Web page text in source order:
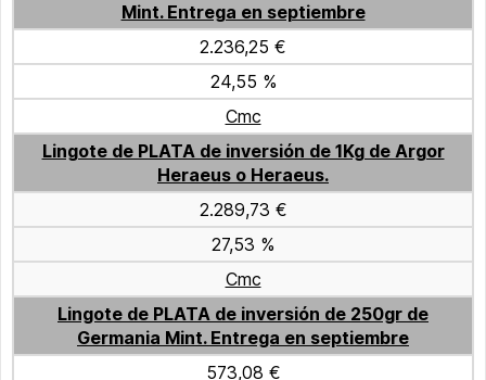
Mint. Entrega en septiembre
2.236,25 €
24,55 %
Cmc
Lingote de PLATA de inversión de 1Kg de Argor
Heraeus o Heraeus.
2.289,73 €
27,53 %
Cmc
Lingote de PLATA de inversión de 250gr de
Germania Mint. Entrega en septiembre
573,08 €